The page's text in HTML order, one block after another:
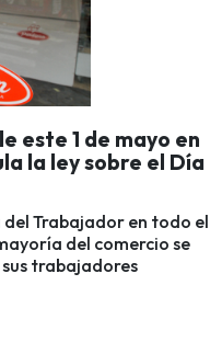
este 1 de mayo en
la ley sobre el Día
Trabajador en todo el
del comercio se
trabajadores